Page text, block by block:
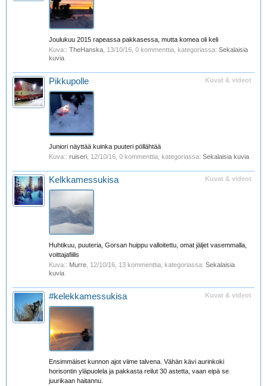
Joulukuu 2015 rapeassa pakkasessa, mutta komea oli keli
Kuva:: TheHanska 13/10/16 , 0 kommenttia, kategoriassa: Sekalaisia
kuvia
Kuvat & videot
Pikkupolle
Juniori näyttää kuinka puuteri pöllähtää
Kuva:: ruiseri 12/10/16 , 0 kommenttia, kategoriassa: Sekalaisia kuvia
Kuvat & videot
Kelkkamessukisa
Huhtikuu, puuteria, Gorsan huippu valloitettu, omat jäljet vasemmalla,
voittajafiilis
Kuva:: Murre 12/10/16 , 13 kommenttia, kategoriassa: Sekalaisia
kuvia
Kuvat & videot
#kelekkamessukisa
Ensimmäiset kunnon ajot viime talvena. Vähän kävi aurinkoki
horisontin yläpuolela ja pakkasta reilut 30 astetta, vaan eipä se
juurikaan haitannu.